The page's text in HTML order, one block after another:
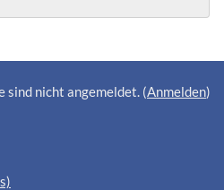
sind nicht angemeldet. (Anmelden)